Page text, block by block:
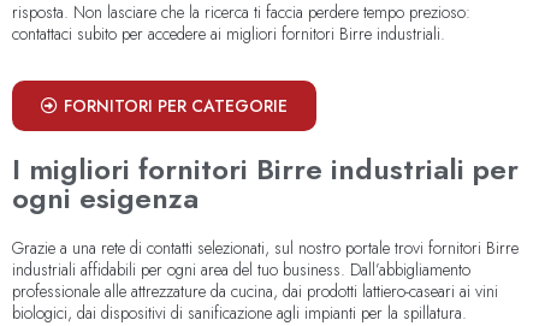
risposta. Non lasciare che la ricerca ti faccia perdere tempo prezioso:
contattaci subito per accedere ai migliori fornitori Birre industriali.
FORNITORI PER CATEGORIE
I migliori fornitori Birre industriali per
ogni esigenza
Grazie a una rete di contatti selezionati, sul nostro portale trovi fornitori Birre
industriali affidabili per ogni area del tuo business. Dall’abbigliamento
professionale alle attrezzature da cucina, dai prodotti lattiero-caseari ai vini
biologici, dai dispositivi di sanificazione agli impianti per la spillatura.